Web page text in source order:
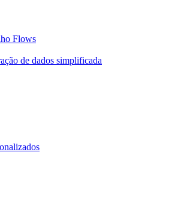
Flows
de dados simplificada